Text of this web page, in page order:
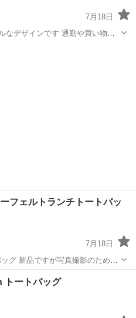
7月18日
なデザインです 通勤や買い物な
フェルトランチトートバッ
7月18日
グ 新品ですが写真撮影のためビ
ので寒い時期にピッタリです
グ 新品
トートバッグ